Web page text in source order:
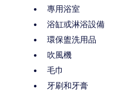
專用浴室
浴缸或淋浴設備
環保盥洗用品
吹風機
毛巾
牙刷和牙膏